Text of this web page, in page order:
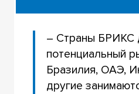
– Страны БРИКС
потенциальный
Бразилия, ОАЭ,
другие